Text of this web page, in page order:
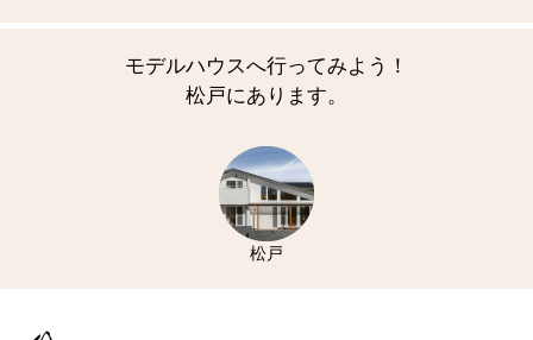
モデルハウスへ行ってみよう！
松戸にあります。
松戸